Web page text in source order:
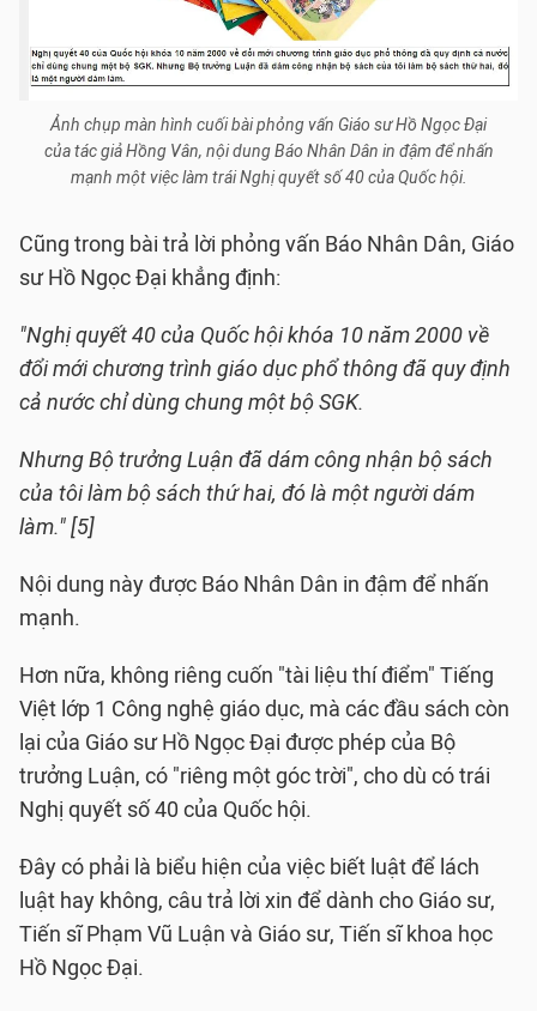
Ảnh chụp màn hình cuối bài phỏng vấn Giáo sư Hồ Ngọc Đại
của tác giả Hồng Vân, nội dung Báo Nhân Dân in đậm để nhấn
mạnh một việc làm trái Nghị quyết số 40 của Quốc hội.
Cũng trong bài trả lời phỏng vấn Báo Nhân Dân, Giáo
sư Hồ Ngọc Đại khẳng định:
"Nghị quyết 40 của Quốc hội khóa 10 năm 2000 về
đổi mới chương trình giáo dục phổ thông đã quy định
cả nước chỉ dùng chung một bộ SGK.
Nhưng Bộ trưởng Luận đã dám công nhận bộ sách
của tôi làm bộ sách thứ hai, đó là một người dám
làm." [5]
Nội dung này được Báo Nhân Dân in đậm để nhấn
mạnh.
Hơn nữa, không riêng cuốn "tài liệu thí điểm" Tiếng
Việt lớp 1 Công nghệ giáo dục, mà các đầu sách còn
lại của Giáo sư Hồ Ngọc Đại được phép của Bộ
trưởng Luận, có "riêng một góc trời", cho dù có trái
Nghị quyết số 40 của Quốc hội.
Đây có phải là biểu hiện của việc biết luật để lách
luật hay không, câu trả lời xin để dành cho Giáo sư,
Tiến sĩ Phạm Vũ Luận và Giáo sư, Tiến sĩ khoa học
Hồ Ngọc Đại.